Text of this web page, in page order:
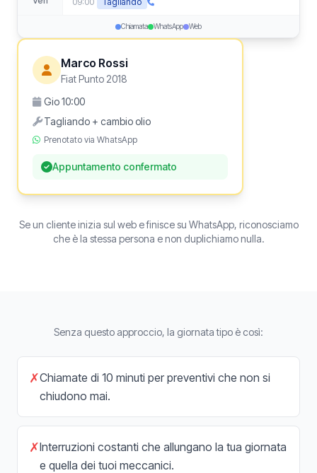
Chiamata WhatsApp Web
Marco Rossi
Fiat Punto 2018
Gio 10:00
Tagliando + cambio olio
Prenotato via WhatsApp
Appuntamento confermato
Se un cliente inizia sul web e finisce su WhatsApp, riconosciamo
che è la stessa persona e non duplichiamo nulla.
Senza questo approccio, la giornata tipo è così:
✗Chiamate di 10 minuti per preventivi che non si
chiudono mai.
✗Interruzioni costanti che allungano la tua giornata
e quella dei tuoi meccanici.